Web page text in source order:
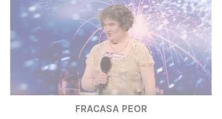
FRACASA PEOR